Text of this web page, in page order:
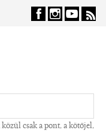
csak a pont, a kötőjel,